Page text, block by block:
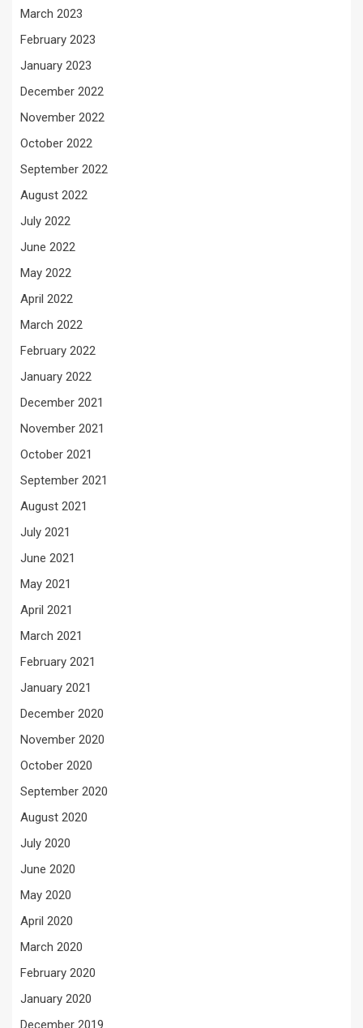
March 2023
February 2023
January 2023
December 2022
November 2022
October 2022
September 2022
August 2022
July 2022
June 2022
May 2022
April 2022
March 2022
February 2022
January 2022
December 2021
November 2021
October 2021
September 2021
August 2021
July 2021
June 2021
May 2021
April 2021
March 2021
February 2021
January 2021
December 2020
November 2020
October 2020
September 2020
August 2020
July 2020
June 2020
May 2020
April 2020
March 2020
February 2020
January 2020
December 2019